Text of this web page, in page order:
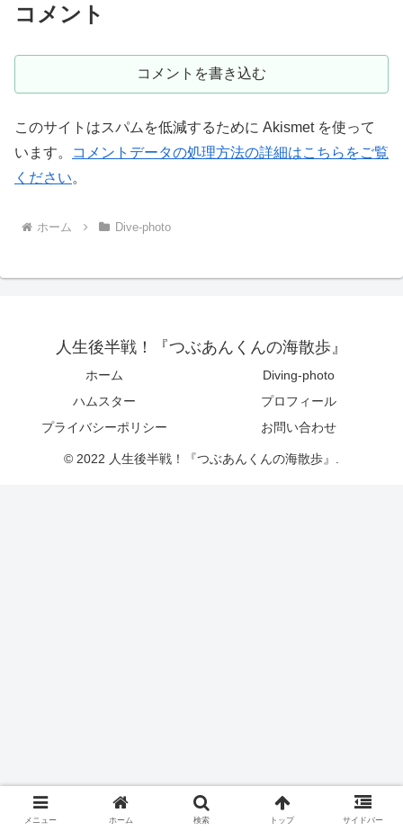
コメント
コメントを書き込む
このサイトはスパムを低減するために Akismet を使って
います。
コメントデータの処理方法の詳細はこちらをご覧
ください。
ホーム Dive-photo
人生後半戦！『つぶあんくんの海散歩』
ホーム
Diving-photo
ハムスター
プロフィール
プライバシーポリシー
お問い合わせ
© 2022 人生後半戦！『つぶあんくんの海散歩』.
メニュー ホーム 検索 トップ サイドバー